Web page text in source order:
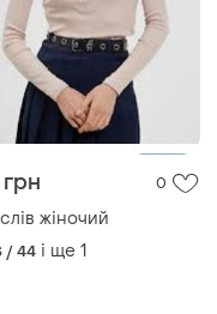
грн 0
жіночий
/ 44 і ще 1